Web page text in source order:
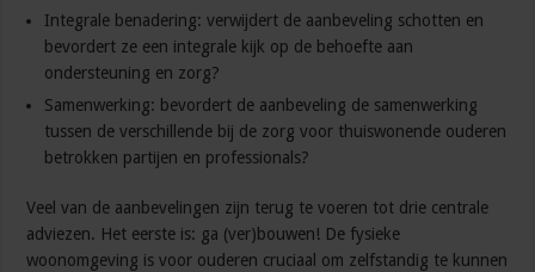
Integrale benadering: verwijdert de aanbeveling schotten en
bevordert ze een integrale kijk op de behoefte aan
ondersteuning en zorg?
Samenwerking: bevordert de aanbeveling de samenwerking
tussen de verschillende bij de zorg voor thuiswonende ouderen
betrokken partijen en professionals?
Veel van de aanbevelingen zijn terug te voeren tot drie centrale
adviezen. Het eerste is: ga (ver)bouwen! De fysieke
woonomgeving is voor ouderen cruciaal om zelfstandig te kunnen